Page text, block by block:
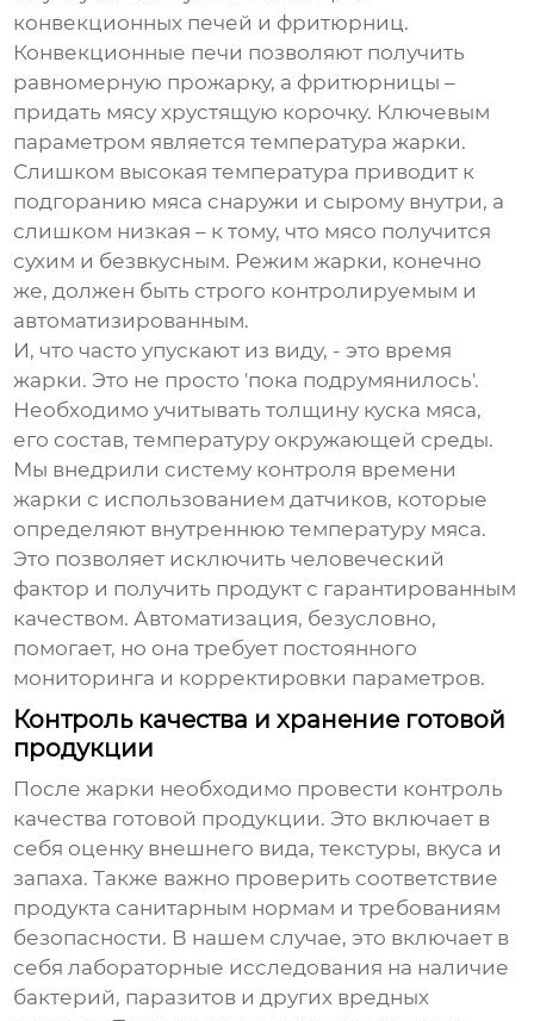
конвекционных печей и фритюрниц.
Конвекционные печи позволяют получить
равномерную прожарку, а фритюрницы –
придать мясу хрустящую корочку. Ключевым
параметром является температура жарки.
Слишком высокая температура приводит к
подгоранию мяса снаружи и сырому внутри, а
слишком низкая – к тому, что мясо получится
сухим и безвкусным. Режим жарки, конечно
же, должен быть строго контролируемым и
автоматизированным.
И, что часто упускают из виду, - это время
жарки. Это не просто 'пока подрумянилось'.
Необходимо учитывать толщину куска мяса,
его состав, температуру окружающей среды.
Мы внедрили систему контроля времени
жарки с использованием датчиков, которые
определяют внутреннюю температуру мяса.
Это позволяет исключить человеческий
фактор и получить продукт с гарантированным
качеством. Автоматизация, безусловно,
помогает, но она требует постоянного
мониторинга и корректировки параметров.
Контроль качества и хранение готовой
продукции
После жарки необходимо провести контроль
качества готовой продукции. Это включает в
себя оценку внешнего вида, текстуры, вкуса и
запаха. Также важно проверить соответствие
продукта санитарным нормам и требованиям
безопасности. В нашем случае, это включает в
себя лабораторные исследования на наличие
бактерий, паразитов и других вредных